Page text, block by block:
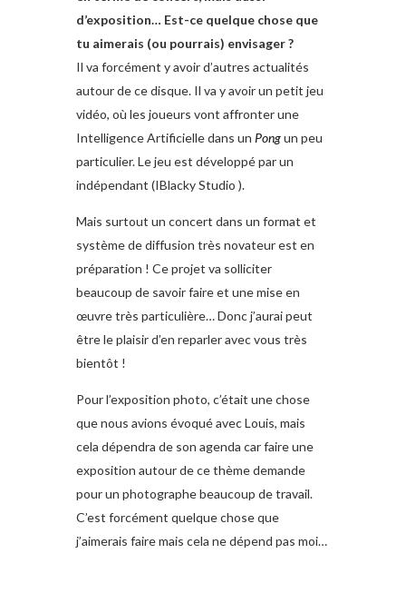
d’exposition… Est-ce quelque chose que
tu aimerais (ou pourrais) envisager ?
Il va forcément y avoir d’autres actualités
autour de ce disque. Il va y avoir un petit jeu
vidéo, où les joueurs vont affronter une
Intelligence Artificielle dans un Pongun peu
particulier. Le jeu est développé par un
indépendant (IBlacky Studio ).
Mais surtout un concert dans un format et
système de diffusion très novateur est en
préparation ! Ce projet va solliciter
beaucoup de savoir faire et une mise en
œuvre très particulière… Donc j’aurai peut
être le plaisir d’en reparler avec vous très
bientôt !
Pour l’exposition photo, c’était une chose
que nous avions évoqué avec Louis, mais
cela dépendra de son agenda car faire une
exposition autour de ce thème demande
pour un photographe beaucoup de travail.
C’est forcément quelque chose que
j’aimerais faire mais cela ne dépend pas moi…